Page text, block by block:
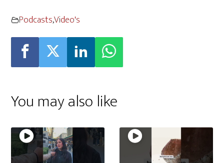
Podcasts,Video's
You may also like